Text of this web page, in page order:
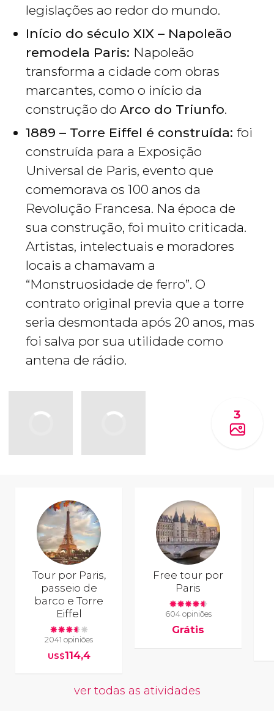
legislações ao redor do mundo.
Início do século XIX – Napoleão
remodela Paris: Napoleão
transforma a cidade com obras
marcantes, como o início da
construção do Arco do Triunfo.
1889 – Torre Eiffel é construída: foi
construída para a Exposição
Universal de Paris, evento que
comemorava os 100 anos da
Revolução Francesa. Na época de
sua construção, foi muito criticada.
Artistas, intelectuais e moradores
locais a chamavam a
“Monstruosidade de ferro”. O
contrato original previa que a torre
seria desmontada após 20 anos, mas
foi salva por sua utilidade como
antena de rádio.
3
Tour por Paris,
passeio de
barco e Torre
Eiffel
2041 opiniões
US$114,4
Free tour por
Paris
604 opiniões
Grátis
ver todas as atividades